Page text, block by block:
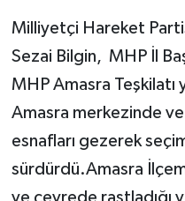
Milliyetçi Hareket
Sezai Bilgin, MHP İl
MHP Amasra
Amasra merkezinde
esnafları gezerek seçim
sürdürdü.Amasra